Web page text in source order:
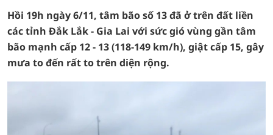
Hồi 19h ngày 6/11, tâm bão số 13 đã ở trên đất liền
các tỉnh Đắk Lắk - Gia Lai với sức gió vùng gần tâm
bão mạnh cấp 12 - 13 (118-149 km/h), giật cấp 15, gây
mưa to đến rất to trên diện rộng.